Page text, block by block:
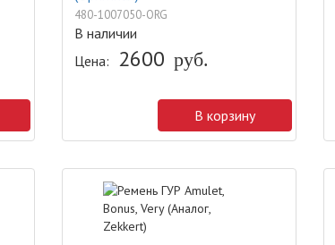
480-1007050-ORG
В наличии
Цена: 2600 руб.
В корзину